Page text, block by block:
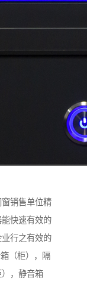
销售单位精
快速有效的
行之有效的
（柜），隔
，静音箱